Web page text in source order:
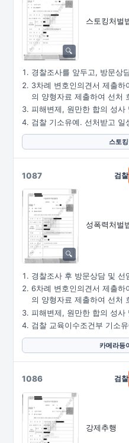
스토킹처벌
경찰조사를 앞두고, 방문상
3차례 변호인의견서 제출하
의 양형자료 제출하여 선처
피해변제, 원만한 합의 성사
검찰 기소유예. 선처받고 일
스토
1087
성폭력처벌
검찰
경찰조사 후 방문상담 및 선
6차례 변호인의견서 제출하
의 양형자료 제출하여 선처
피해변제, 원만한 합의 성사
검찰 교육이수조건부 기소
카메라등
1086
강제추행
검찰